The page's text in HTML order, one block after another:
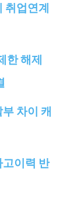
취업연계
한 해제
차이 캐
이력 반